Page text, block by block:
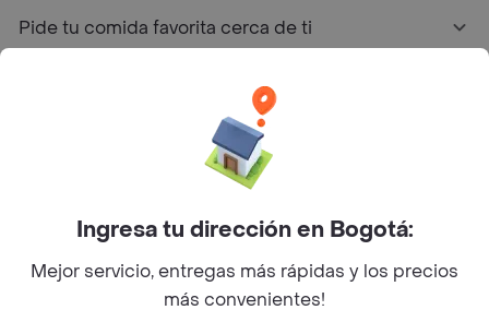
Pide tu comida favorita cerca de ti
Sobre Rappi
Facebook
Twitter
Instagram
Ingresa tu dirección en Bogotá:
Mejor servicio, entregas más rápidas y los precios
más convenientes!